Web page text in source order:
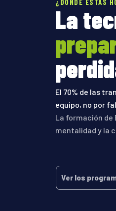
¿DÓNDE ESTÁS
La
El 70% de las
equipo, no por
La formación de
mentalidad y la
Ver los